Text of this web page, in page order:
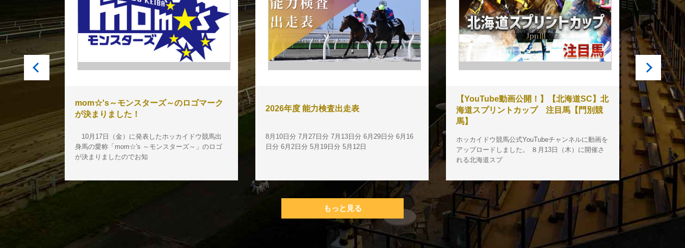
おいて、
。是非ご
mom☆'s～モンスターズ～のロゴマーク
が決まりました！
10月17日（金）に発表したホッカイドウ競馬出
身馬の愛称「mom☆'s ～モンスターズ～」のロゴ
が決まりましたのでお知
2026年度 能力検査出走表
8月10日分 7月27日分 7月13日分 6月29日分 6月16
日分 6月2日分 5月19日分 5月12日
【YouTube動画公開！】【北海道SC】北
海道スプリントカップ 注目馬【門別競
馬】
ホッカイドウ競馬公式YouTubeチャンネルに動画を
アップロードしました。 ８月13日（木）に開催さ
れる北海道スプ
第１３回
３〕結果
本日のメイ
サッポロク
ル賞）[ダー
もっと見る